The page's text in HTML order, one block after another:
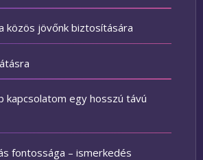
közös jövőnk biztosítására
kapcsolatom egy hosszú távú
fontossága – ismerkedés